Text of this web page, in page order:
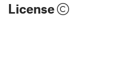
License